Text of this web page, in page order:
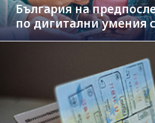
България на
по дигитални умения